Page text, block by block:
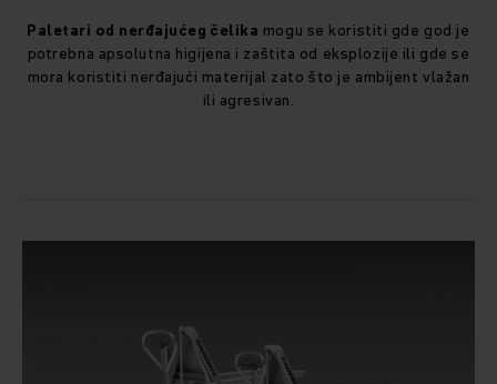
Paletari od nerđajućeg čelika mogu se koristiti gde god je
potrebna apsolutna higijena i zaštita od eksplozije ili gde se
mora koristiti nerđajući materijal zato što je ambijent vlažan
ili agresivan.